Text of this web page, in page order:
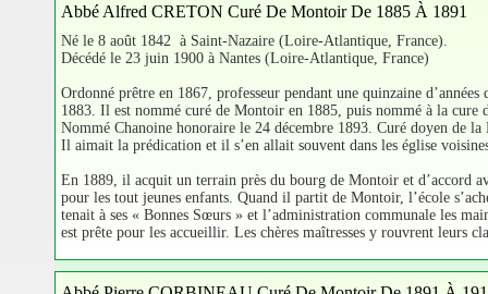
Abbé Alfred CRETON Curé De Montoir De 1885 À 1891
Né le 8 août 1842 à Saint-Nazaire (Loire-Atlantique, France).
Décédé le 23 juin 1900 à Nantes (Loire-Atlantique, France)
Ordonné prêtre en 1867, professeur pendant une quinzaine
1883. Il est nommé curé de Montoir en 1885, puis nommé à la cure
Nommé Chanoine honoraire le 24 décembre 1893. Curé doyen de
Il aimait la prédication et il s’en allait souvent dans les église
En 1889, il acquit un terrain près du bourg de Montoir et d’accord
pour les tout jeunes enfants. Quand il partit de Montoir, l’école
tenait à ses « Bonnes Sœurs » et l’administration communale les
est prête pour les accueillir. Les chères maîtresses y rouvrent leurs